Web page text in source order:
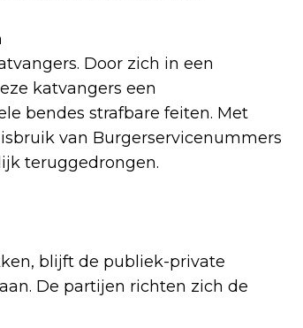
Door zich in een
katvangers een
bendes strafbare feiten. Met
van Burgerservicenummers
teruggedrongen.
blijft de publiek-private
De partijen richten zich de